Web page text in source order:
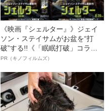
《映画『シェルター』》ジェイ
ソン・ステイサムがお盆を“打
破”する!!《「眠眠打破」コラ
ボ》
PR（キノフィルムズ）